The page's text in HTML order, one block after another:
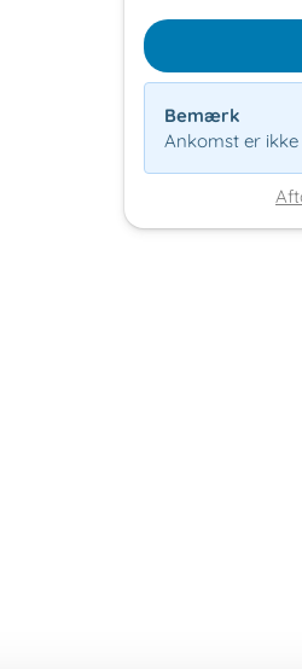
- Stintino
Bemærk
Ankomst er ikke